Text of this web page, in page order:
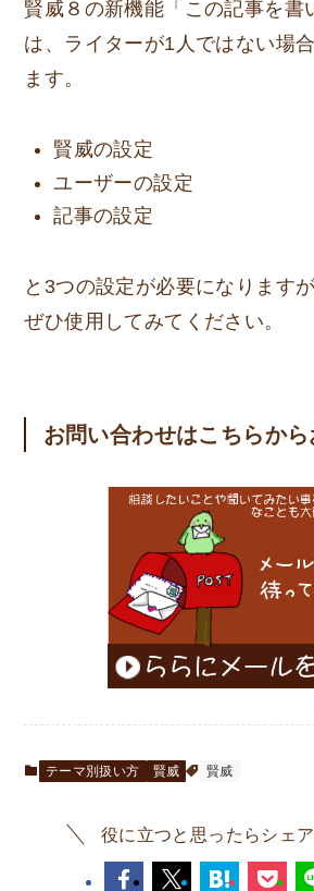
賢威８の新機能「この記事を書
は、ライターが1人ではない場
ます。
賢威の設定
ユーザーの設定
記事の設定
と3つの設定が必要になります
ぜひ使用してみてください。
お問い合わせはこちらから
テーマ別扱い方 賢威 賢威
役に立つと思ったらシェア